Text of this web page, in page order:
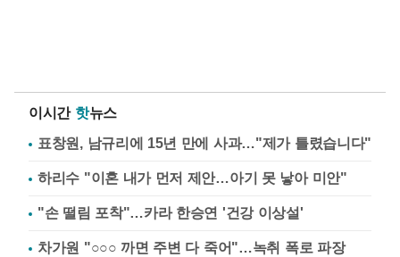
이시간 핫뉴스
표창원, 남규리에 15년 만에 사과…"제가 틀렸습니다"
하리수 "이혼 내가 먼저 제안…아기 못 낳아 미안"
"손 떨림 포착"…카라 한승연 '건강 이상설'
차가원 "○○○ 까면 주변 다 죽어"…녹취 폭로 파장